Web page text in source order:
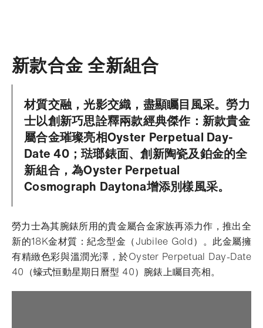
新款合金 全新組合
材質交融，光影交織，盡顯矚目風采。勞力
士以創新巧思詮釋兩款經典傑作：新款貴金
屬合金璀璨亮相Oyster Perpetual Day-
Date 40；琺瑯錶面、創新陶瓷及鉑金的全
新組合，為Oyster Perpetual
Cosmograph Daytona增添別樣風采。
勞力士為其腕錶所用的貴金屬合金家族再添力作，推出全
新的18K金材質：紀念型金（Jubilee Gold）。此金屬擁
有精緻色彩與溫潤光澤，於Oyster Perpetual Day-Date
40（蠔式恒動星期日曆型 40）腕錶上矚目亮相。